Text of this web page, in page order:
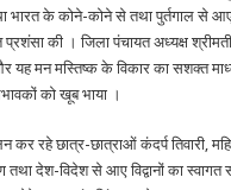
के कोने-कोने से तथा पुर्तगाल से आए
की । जिला पंचायत अध्यक्ष श्रीमती
यह मन मस्तिष्क के विकार का सशक्त
को खूब भाया ।
कर रहे छात्र-छात्राओं कंदर्प तिवारी,
तथा देश-विदेश से आए विद्वानों का